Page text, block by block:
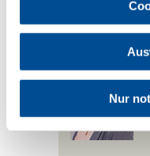
Nur
Nachricht